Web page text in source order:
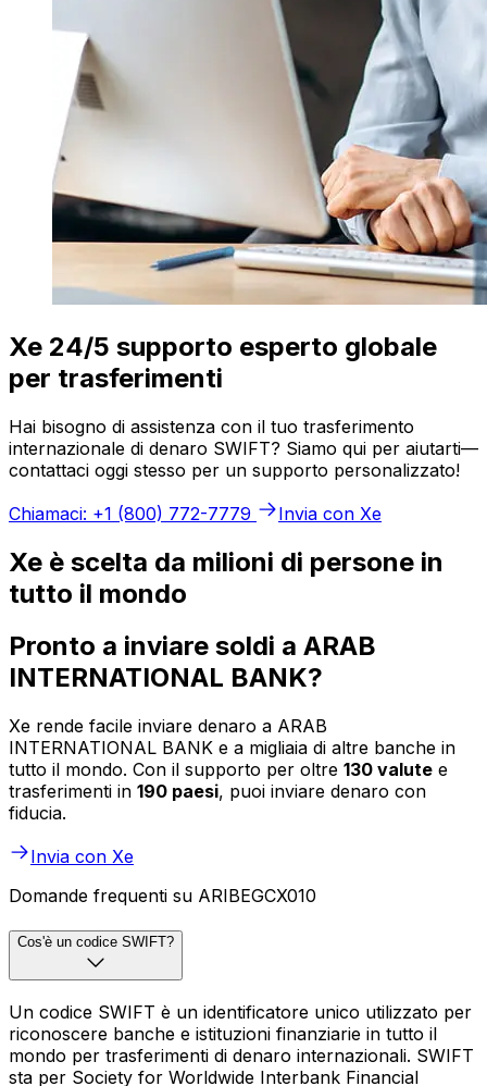
Xe 24/5 supporto esperto globale
per trasferimenti
Hai bisogno di assistenza con il tuo trasferimento
internazionale di denaro SWIFT? Siamo qui per aiutarti—
contattaci oggi stesso per un supporto personalizzato!
Chiamaci: +1 (800) 772-7779
Invia con Xe
Xe è scelta da milioni di persone in
tutto il mondo
Pronto a inviare soldi a ARAB
INTERNATIONAL BANK?
Xe rende facile inviare denaro a ARAB
INTERNATIONAL BANK e a migliaia di altre banche in
tutto il mondo. Con il supporto per oltre 130 valute e
trasferimenti in 190 paesi, puoi inviare denaro con
fiducia.
Invia con Xe
Domande frequenti su ARIBEGCX010
Cos'è un codice SWIFT?
Un codice SWIFT è un identificatore unico utilizzato per
riconoscere banche e istituzioni finanziarie in tutto il
mondo per trasferimenti di denaro internazionali. SWIFT
sta per Society for Worldwide Interbank Financial